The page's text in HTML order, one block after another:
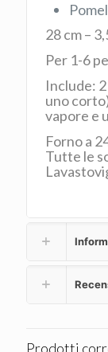
28 cm –
Per 1-6
Include:
uno
vapore e
Forno a
Tutte le
Prodotti